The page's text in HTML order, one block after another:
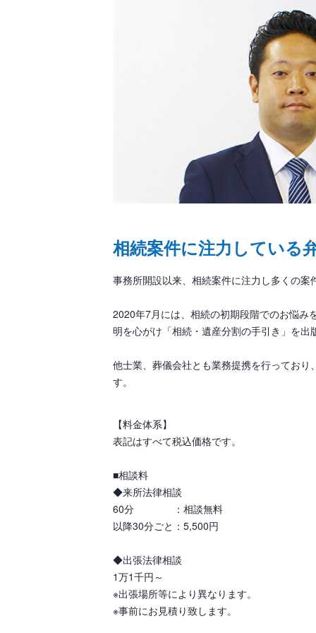
相続案件に注力している
事務所開設以来、相続案件に注力し多くの案
2020年7月には、相続の初期段階でのお悩み
明を心がけ「相続・遺産分割の手引き」を出
他士業、葬儀会社とも業務提携を行ってお
す。
【料金体系】
表記はすべて税込価格です。
■相談料
◆来所法律相談
60分 ：相談無料
以降30分ごと：5,500円
◆出張法律相談
1万1千円～
※出張場所等により異なります。
※事前にお見積り致します。